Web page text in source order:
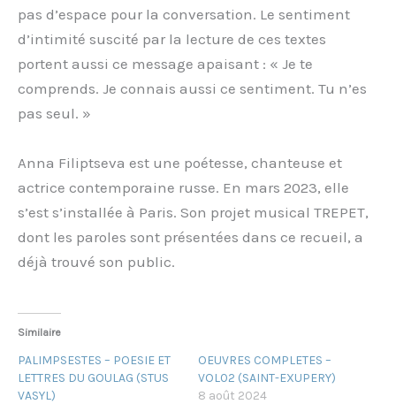
pas d’espace pour la conversation. Le sentiment
d’intimité suscité par la lecture de ces textes
portent aussi ce message apaisant : « Je te
comprends. Je connais aussi ce sentiment. Tu n’es
pas seul. »
Anna Filiptseva est une poétesse, chanteuse et
actrice contemporaine russe. En mars 2023, elle
s’est s’installée à Paris. Son projet musical TREPET,
dont les paroles sont présentées dans ce recueil, a
déjà trouvé son public.
Similaire
PALIMPSESTES – POESIE ET
LETTRES DU GOULAG (STUS
VASYL)
OEUVRES COMPLETES –
VOL02 (SAINT-EXUPERY)
8 août 2024